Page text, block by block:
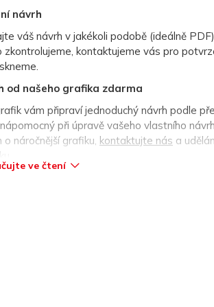
návrh
váš návrh v jakékoli podobě (ideálně PDF),
zkontrolujeme, kontaktujeme vás pro
od našeho grafika zdarma
vám připraví jednoduchý návrh podle
při úpravě vašeho vlastního
o náročnější grafiku, kontaktujte nás a
ve čtení